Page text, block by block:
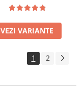
VEZI VARIANTE
1 2